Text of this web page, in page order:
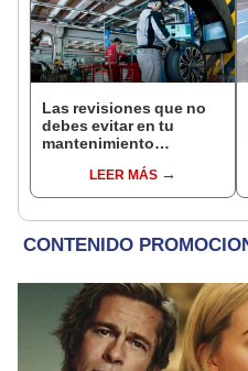
Las revisiones que no
debes evitar en tu
mantenimiento
viajar en coche
LEER MÁS